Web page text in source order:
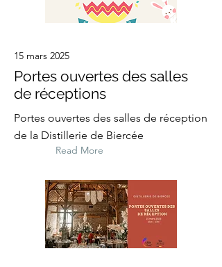
15 mars 2025
Portes ouvertes des salles
de réceptions
Portes ouvertes des salles de réception
de la Distillerie de Biercée
Read More